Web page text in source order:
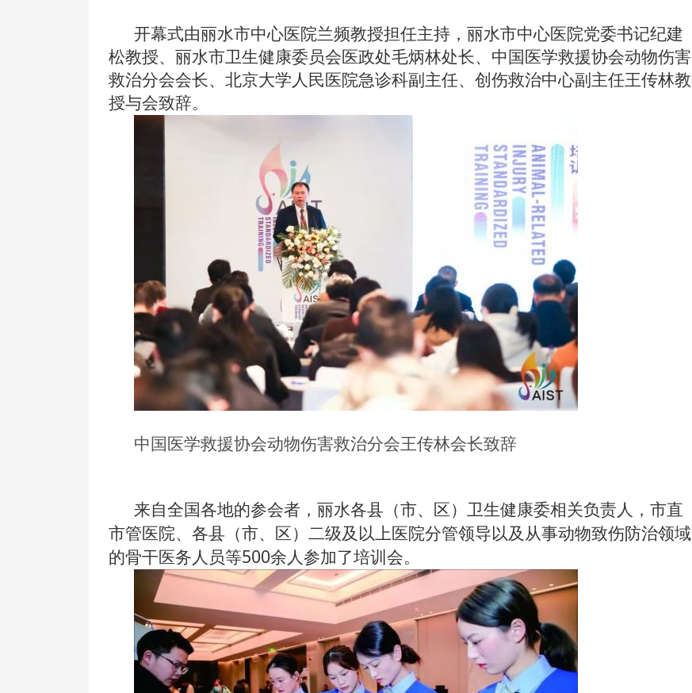
开幕式由丽水市中心医院兰频教授担任主持，丽水市中心医院党委书记纪建
松教授、丽水市卫生健康委员会医政处毛炳林处长、 中国医学救援协会动物伤害
救治分会会长、北京大学人民医院急诊科副主任、创伤救治中心副主任王传林教
授与会致辞。
中国医学救援协会动物伤害救治分会王传林会长致辞
来自全国各地的参会者，丽水各县（市、区）卫生健康委相关负责人，市直
市管医院、各县（市、区）二级及以上医院分管领导以及从事动物致伤防治领域
的骨干医务人员等500余人参加了培训会。